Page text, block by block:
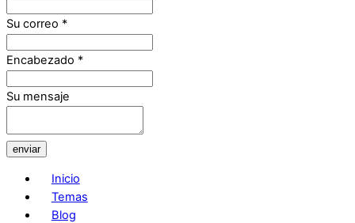
Su correo *
Encabezado *
Su mensaje
enviar
Inicio
Temas
Blog